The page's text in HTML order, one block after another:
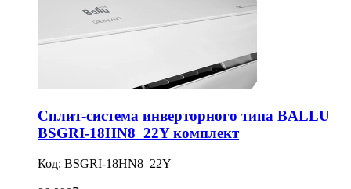
Сплит-система инверторного типа BALLU
BSGRI-18HN8_22Y комплект
Код: BSGRI-18HN8_22Y